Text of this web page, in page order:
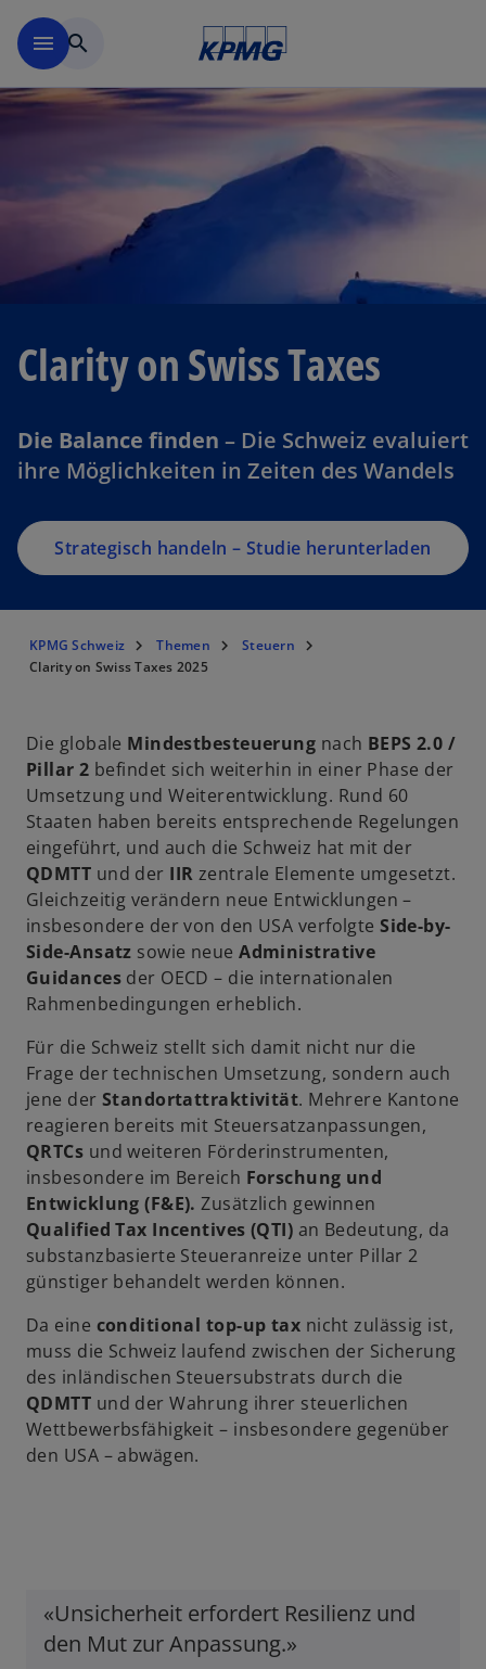
menu search
Clarity on Swiss Taxes
Die Balance finden – Die Schweiz evaluiert
ihre Möglichkeiten in Zeiten des Wandels
Strategisch handeln – Studie herunterladen
w
ir
i
n
e
n
e
g
is
r
t
e
g
e
ö
ff
n
e
t
KPMG Schweiz Themen
Steuern
Clarity on Swiss Taxes 2025
Die globale Mindestbesteuerung nach BEPS 2.0 /
Pillar 2 befindet sich weiterhin in einer Phase der
Umsetzung und Weiterentwicklung. Rund 60
Staaten haben bereits entsprechende Regelungen
eingeführt, und auch die Schweiz hat mit der
QDMTT und der IIR zentrale Elemente umgesetzt.
Gleichzeitig verändern neue Entwicklungen –
insbesondere der von den USA verfolgte Side-by-
Side-Ansatz sowie neueAdministrative
Guidancesder OECD – die internationalen
Rahmenbedingungen erheblich.
Für die Schweiz stellt sich damit nicht nur die
Frage der technischen Umsetzung, sondern auch
jene der Standortattraktivität. Mehrere Kantone
reagieren bereits mit Steuersatzanpassungen,
QRTCs und weiteren Förderinstrumenten,
insbesondere im Bereich Forschung und
Entwicklung (F&E). Zusätzlich gewinnen
Qualified Tax Incentives (QTI) an Bedeutung, da
substanzbasierte Steueranreize unter Pillar 2
günstiger behandelt werden können.
Da eine conditional top-up tax nicht zulässig ist,
muss die Schweiz laufend zwischen der Sicherung
des inländischen Steuersubstrats durch die
QDMTT und der Wahrung ihrer steuerlichen
Wettbewerbsfähigkeit – insbesondere gegenüber
den USA – abwägen.
«Unsicherheit erfordert Resilienz und
den Mut zur Anpassung.»
e